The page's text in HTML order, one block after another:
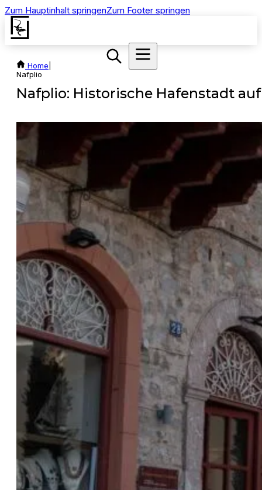
Zum Hauptinhalt springenZum Footer springen
Home
Nafplio
Nafplio: Historische Hafenstadt